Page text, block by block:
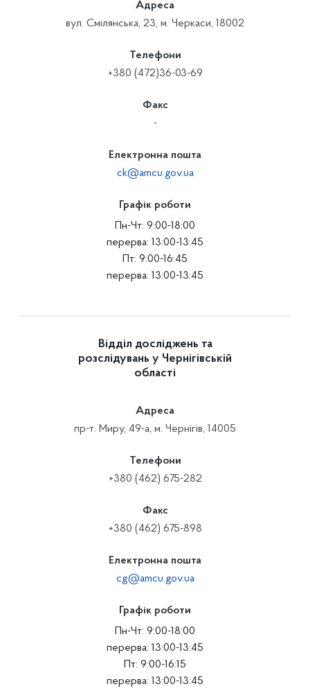
Адреса
вул. Смілянська, 23, м. Черкаси, 18002
Телефони
+380 (472)36-03-69
Факс
-
Електронна пошта
ck@amcu.gov.ua
Графік роботи
Пн-Чт: 9:00-18:00
перерва: 13:00-13:45
Пт: 9:00-16:45
перерва: 13:00-13:45
Відділ досліджень та
розслідувань у Чернігівській
області
Адреса
пр-т. Миру, 49-а, м. Чернігів, 14005
Телефони
+380 (462) 675-282
Факс
+380 (462) 675-898
Електронна пошта
cg@amcu.gov.ua
Графік роботи
Пн-Чт: 9:00-18:00
перерва: 13:00-13:45
Пт: 9:00-16:15
перерва: 13:00-13:45